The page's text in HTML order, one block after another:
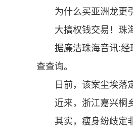
为什么买亚洲龙更引
大搞权钱交易！珠海
据廉洁珠海音讯:经
查查询。
日前，该案尘埃落定
近来，浙江嘉兴桐乡
其实，瘦身纷歧定非